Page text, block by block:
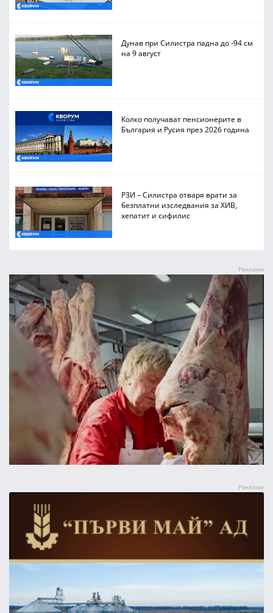
Дунав при Силистра падна до -94 см
на 9 август
Колко получават пенсионерите в
България и Русия през 2026 година
РЗИ – Силистра отваря врати за
безплатни изследвания за ХИВ,
хепатит и сифилис